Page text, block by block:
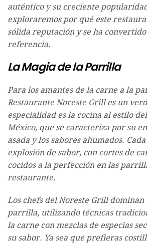
auténtico y su creciente
exploraremos por qué este
sólida reputación y se ha
referencia.
La Magia de la Parrilla
Para los amantes de la carne a la
Restaurante Noreste Grill es un
especialidad es la cocina al estilo
México, que se caracteriza por su
asada y los sabores ahumados.
explosión de sabor, con cortes de
cocidos a la perfección en las
restaurante.
Los chefs del Noreste Grill dominan
parrilla, utilizando técnicas
la carne con mezclas de especias
su sabor. Ya sea que prefieras